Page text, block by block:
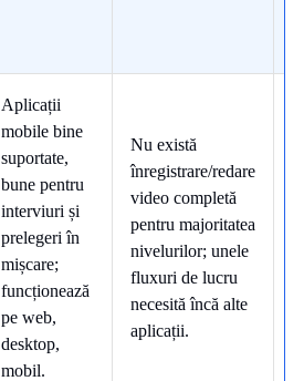
Aplicații
mobile bine
suportate,
bune pentru
interviuri și
prelegeri în
mișcare;
funcționează
pe web,
desktop,
mobil.
Nu există
înregistrare/redare
video completă
pentru majoritatea
nivelurilor; unele
fluxuri de lucru
necesită încă alte
aplicații.